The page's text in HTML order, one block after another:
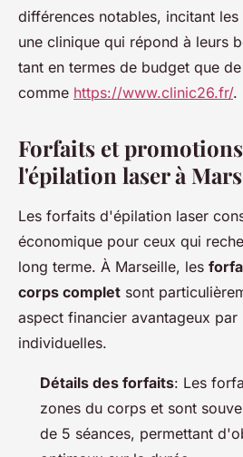
différences notables, incitant
une clinique qui répond à leurs
tant en termes de budget que
comme https://www.clinic26.fr/.
Forfaits et
l'épilation laser à
Les forfaits d'épilation laser
économique pour ceux qui
long terme. À Marseille, les
corps complet sont
aspect financier avantageux
individuelles.
Détails des forfaits: Les
zones du corps et sont
de 5 séances, permettant